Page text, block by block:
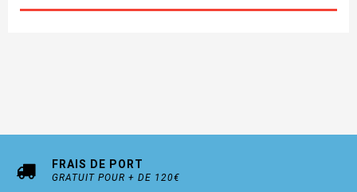
FRAIS DE PORT
GRATUIT POUR + DE 120€